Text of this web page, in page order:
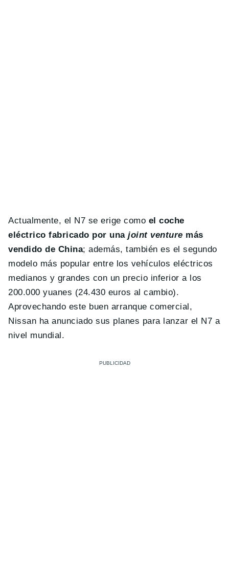
Actualmente, el N7 se erige como el coche
eléctrico fabricado por unajoint venture más
vendido de China; además, también es el segundo
modelo más popular entre los vehículos eléctricos
medianos y grandes con un precio inferior a los
200.000 yuanes (24.430 euros al cambio).
Aprovechando este buen arranque comercial,
Nissan ha anunciado sus planes para lanzar el N7 a
nivel mundial.